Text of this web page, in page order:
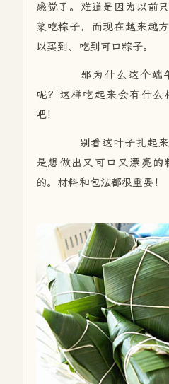
感觉了。难道是因为以前
菜吃粽子，而现在越来越
以买到、吃到可口粽子。
那为什么这个端
呢？这样吃起来会有什
吧！
别看这叶子扎起来
是想做出又可口又漂亮的
的。材料和包法都很重要！